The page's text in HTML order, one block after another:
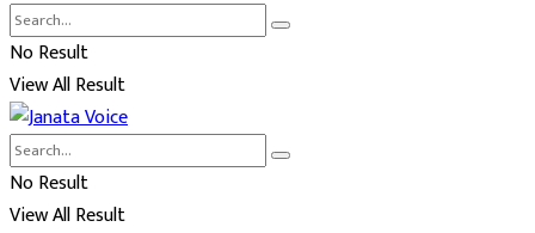
No Result
View All Result
No Result
View All Result